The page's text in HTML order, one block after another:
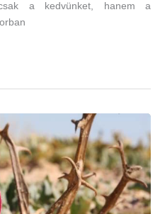
a kedvünket, hanem a